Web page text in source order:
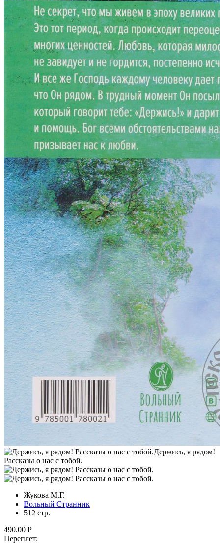
Жукова М.Г.
Вольный Странник
512 стр.
490.00 Р
Переплет: